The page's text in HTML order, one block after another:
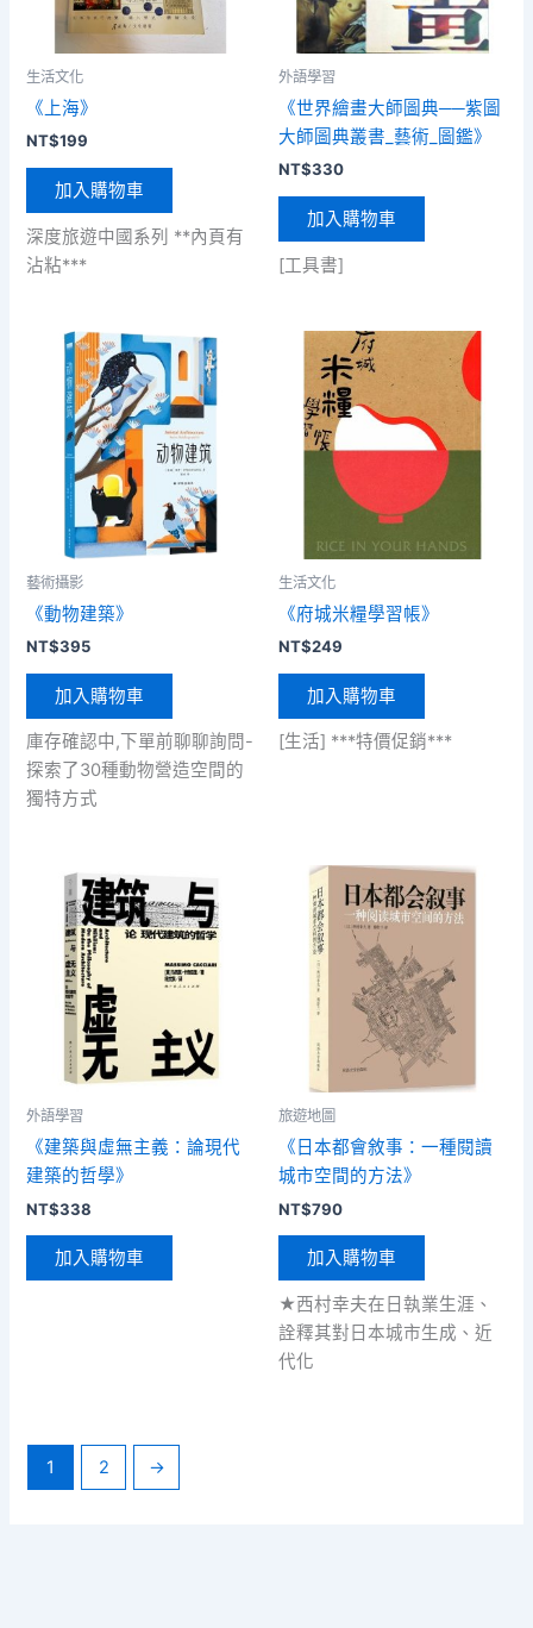
生活文化
《上海》
NT$199
加入購物車
深度旅遊中國系列 **內頁有
沾粘***
外語學習
《世界繪畫大師圖典──紫圖
大師圖典叢書_藝術_圖鑑》
NT$330
加入購物車
[工具書]
藝術攝影
《動物建築》
NT$395
加入購物車
庫存確認中,下單前聊聊詢問-
探索了30種動物營造空間的
獨特方式
生活文化
《府城米糧學習帳》
NT$249
加入購物車
[生活] ***特價促銷***
外語學習
《建築與虛無主義：論現代
建築的哲學》
NT$338
加入購物車
旅遊地圖
《日本都會敘事：一種閱讀
城市空間的方法》
NT$790
加入購物車
★西村幸夫在日執業生涯、
詮釋其對日本城市生成、近
代化
1 2 →